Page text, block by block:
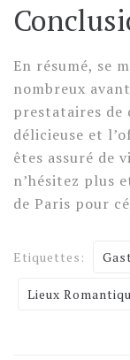
En résumé, se
nombreux
prestataires de
délicieuse et
êtes assuré de
n’hésitez plus
de Paris pour
Etiquettes:
Lieux